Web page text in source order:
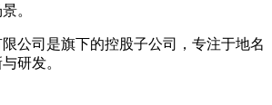
。
公司是旗下的控股子公司，专注于地名
研发。